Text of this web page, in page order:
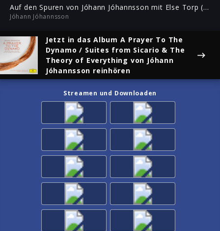
Auf den Spuren von Jóhann Jóhannsson mit Else Torp (Retrospective II)
Jóhann Jóhannsson
Jetzt in das Album A Prayer To The
Dynamo / Suites from Sicario & The
Theory of Everything von Jóhann
Jóhannsson reinhören
Streamen und Downloaden